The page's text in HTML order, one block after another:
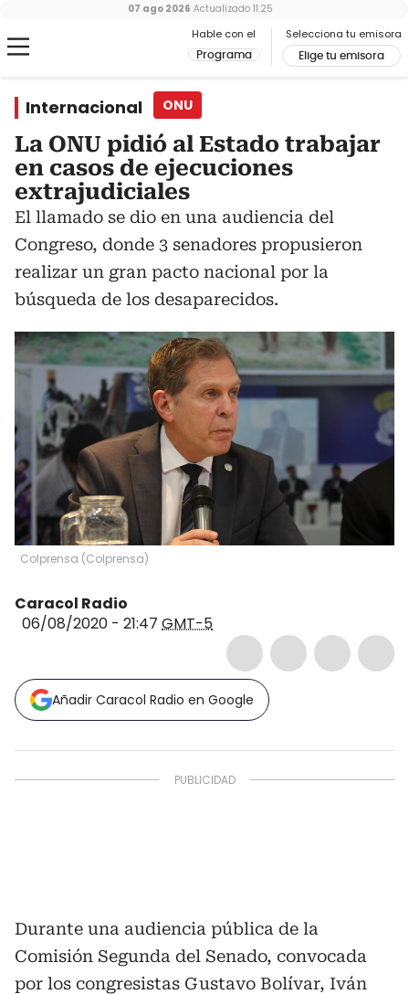
Hable con el
Programa
Selecciona tu emisora
Elige tu emisora
07 ago 2026 Actualizado 11:25
Internacional ONU
La ONU pidió al Estado trabajar
en casos de ejecuciones
extrajudiciales
El llamado se dio en una audiencia del
Congreso, donde 3 senadores propusieron
realizar un gran pacto nacional por la
búsqueda de los desaparecidos.
Colprensa (Colprensa)
Caracol Radio
06/08/2020 - 21:47 GMT-5
Añadir Caracol Radio en Google
Durante una audiencia pública de la
Comisión Segunda del Senado, convocada
por los congresistas Gustavo Bolívar, Iván